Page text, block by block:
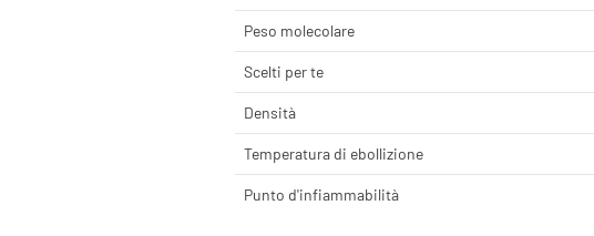
Peso molecolare
Scelti per te
Densità
Temperatura di ebollizione
Punto d'infiammabilità